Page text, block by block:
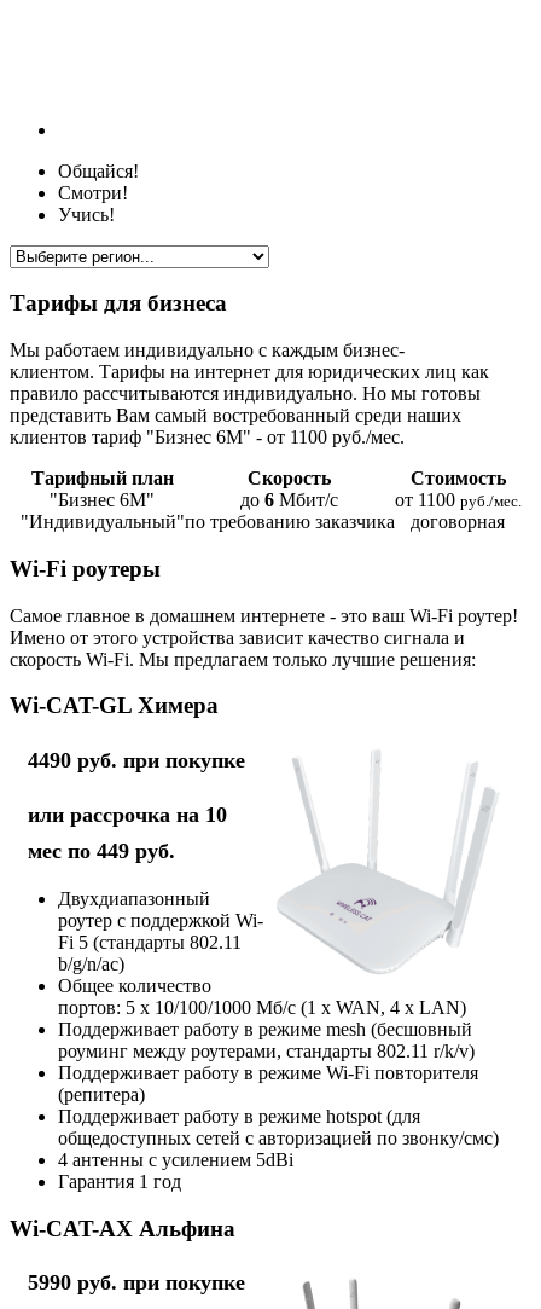
Общайся!
Смотри!
Учись!
Тарифы для бизнеса
Мы работаем индивидуально с каждым бизнес-
клиентом. Тарифы на интернет для юридических лиц как
правило рассчитываются индивидуально. Но мы готовы
представить Вам самый востребованный среди наших
клиентов тариф "Бизнес 6М" - от 1100 руб./мес.
Тарифный план
Скорость
Стоимость
"Бизнес 6М"
до 6 Мбит/с от 1100 руб./мес.
"Индивидуальный"по требованию заказчика договорная
Wi-Fi роутеры
Самое главное в домашнем интернете - это ваш Wi-Fi роутер!
Имено от этого устройства зависит качество сигнала и
скорость Wi-Fi. Мы предлагаем только лучшие решения:
Wi-CAT-GL Химера
4490 руб. при покупке
или рассрочка на 10
мес по 449 руб.
Двухдиапазонный
роутер с поддержкой Wi-
Fi 5 (стандарты 802.11
b/g/n/ac)
Общее количество
портов: 5 х 10/100/1000 Мб/с (1 x WAN, 4 x LAN)
Поддерживает работу в режиме mesh (бесшовный
роуминг между роутерами, стандарты 802.11 r/k/v)
Поддерживает работу в режиме Wi-Fi повторителя
(репитера)
Поддерживает работу в режиме hotspot (для
общедоступных сетей с авторизацией по звонку/смс)
4 антенны с усилением 5dBi
Гарантия 1 год
Wi-CAT-AX Альфина
5990 руб. при покупке